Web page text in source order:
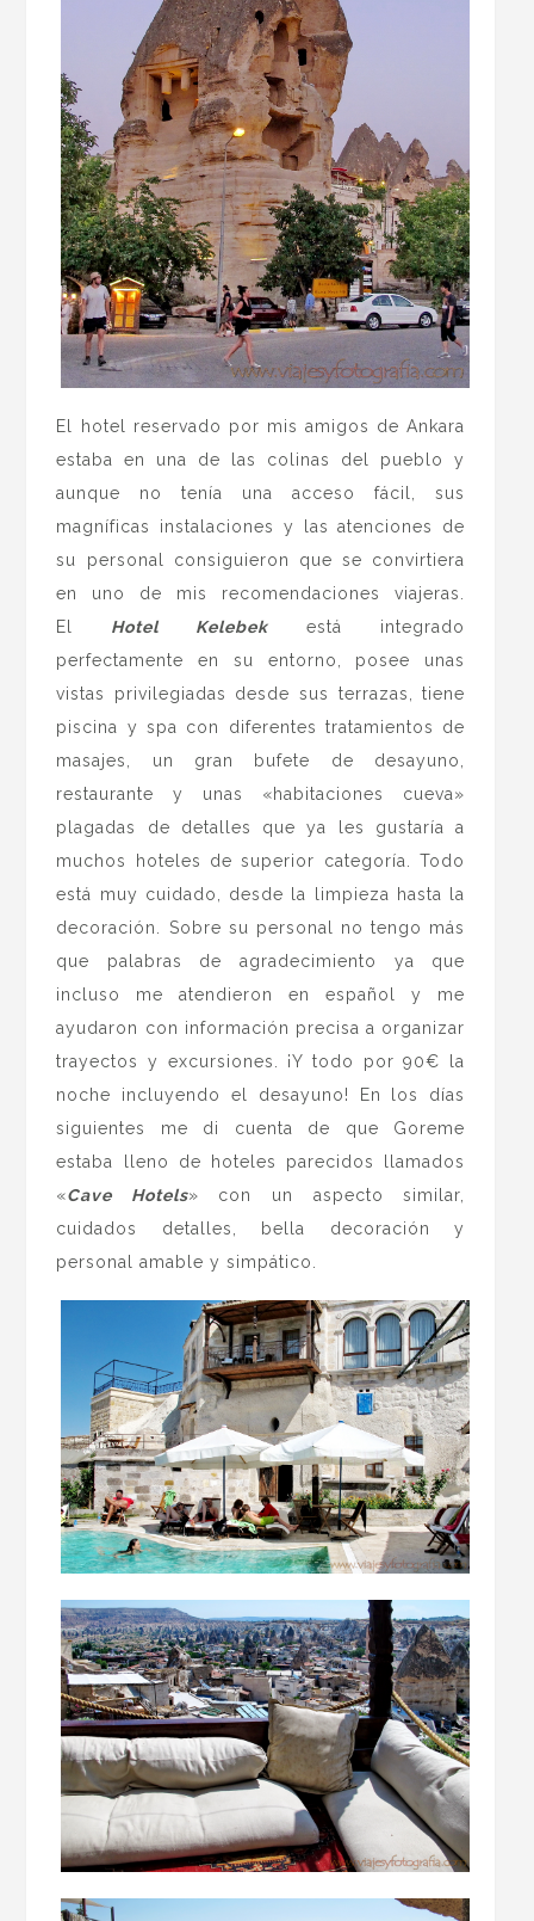
El hotel reservado por mis amigos de Ankara
estaba en una de las colinas del pueblo y
aunque no tenía una acceso fácil, sus
magníficas instalaciones y las atenciones de
su personal consiguieron que se convirtiera
en uno de mis recomendaciones viajeras.
El Hotel Kelebek está integrado
perfectamente en su entorno, posee unas
vistas privilegiadas desde sus terrazas, tiene
piscina y spa con diferentes tratamientos de
masajes, un gran bufete de desayuno,
restaurante y unas «habitaciones cueva»
plagadas de detalles que ya les gustaría a
muchos hoteles de superior categoría. Todo
está muy cuidado, desde la limpieza hasta la
decoración. Sobre su personal no tengo más
que palabras de agradecimiento ya que
incluso me atendieron en español y me
ayudaron con información precisa a organizar
trayectos y excursiones. ¡Y todo por 90€ la
noche incluyendo el desayuno! En los días
siguientes me di cuenta de que Goreme
estaba lleno de hoteles parecidos llamados
«Cave Hotels» con un aspecto similar,
cuidados detalles, bella decoración y
personal amable y simpático.